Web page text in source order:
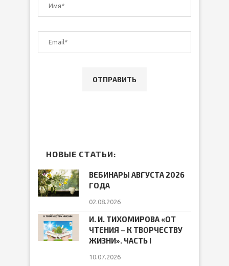
НОВЫЕ СТАТЬИ:
ВЕБИНАРЫ АВГУСТА 2026
ГОДА
02.08.2026
И. И. ТИХОМИРОВА «ОТ
ЧТЕНИЯ – К ТВОРЧЕСТВУ
ЖИЗНИ». ЧАСТЬ I
10.07.2026